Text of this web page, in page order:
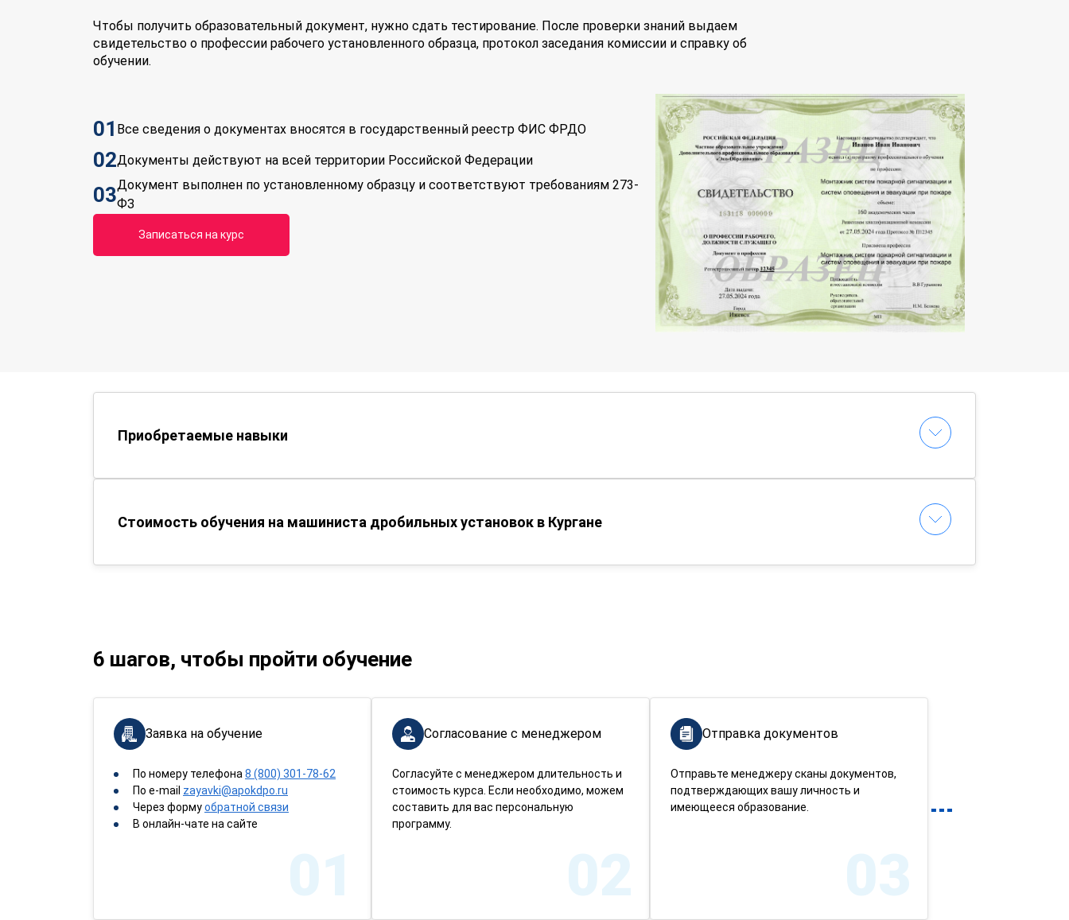
Чтобы получить образовательный документ, нужно сдать тестирование. После проверки знаний выдаем
свидетельство о профессии рабочего установленного образца, протокол заседания комиссии и справку об
обучении.
01 Все сведения о документах вносятся в государственный реестр ФИС ФРДО
02Документы действуют на всей территории Российской Федерации
03Документ выполнен по установленному образцу и соответствуют требованиям 273-
ФЗ
Записаться на курс
Приобретаемые навыки
Стоимость обучения на машиниста дробильных установок в Кургане
6 шагов, чтобы пройти обучение
Заявка на обучение
По номеру телефона 8 (800) 301-78-62
По e-mail zayavki@apokdpo.ru
Через формуобратной связи
В онлайн-чате на сайте
01
Согласование с менеджером
Согласуйте с менеджером длительность и
стоимость курса. Если необходимо, можем
составить для вас персональную
программу.
02
Отправка документов
Отправьте менеджеру сканы документов,
подтверждающих вашу личность и
имеющееся образование.
03